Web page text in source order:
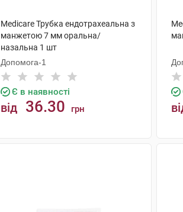
Medicare Трубка ендотрахеальна з
манжетою 7 мм оральна/
назальна 1 шт
Допомога-1
Є в наявності
від 36.30 грн